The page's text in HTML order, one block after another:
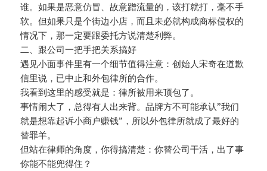
谁。如果是恶意仿冒、故意蹭流量的，该打就打，毫不手
软。但如果只是个街边小店，而且未必就构成商标侵权的
情况下，那一定要跟委托方说清楚利弊。
二、跟公司一把手把关系搞好
遇见小面事件里有一个细节值得注意：创始人宋奇在道歉
信里说，已中止和外包律所的合作。
我看到这里的感受就是：律所被用来顶包了。
事情闹大了，总得有人出来背。品牌方不可能承认”我们
就是想靠起诉小商户赚钱”，所以外包律所就成了最好的
替罪羊。
但站在律师的角度，你得搞清楚：你替公司干活，出了事
你能不能兜得住？